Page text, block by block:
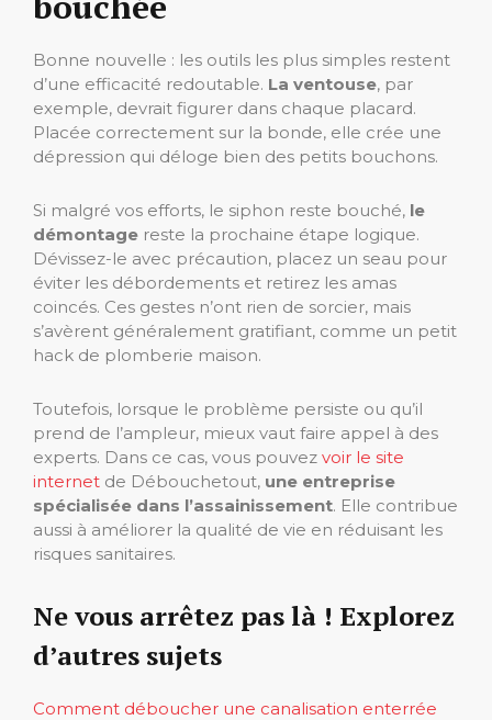
Bonne nouvelle : les outils les plus simples restent
d’une efficacité redoutable. La ventouse, par
exemple, devrait figurer dans chaque placard.
Placée correctement sur la bonde, elle crée une
dépression qui déloge bien des petits bouchons.
Si malgré vos efforts, le siphon reste bouché, le
démontage reste la prochaine étape logique.
Dévissez-le avec précaution, placez un seau pour
éviter les débordements et retirez les amas
coincés. Ces gestes n’ont rien de sorcier, mais
s’avèrent généralement gratifiant, comme un petit
hack de plomberie maison.
Toutefois, lorsque le problème persiste ou qu’il
prend de l’ampleur, mieux vaut faire appel à des
experts. Dans ce cas, vous pouvez voir le site
internet de Débouchetout, une entreprise
spécialisée dans l’assainissement. Elle contribue
aussi à améliorer la qualité de vie en réduisant les
risques sanitaires.
Ne vous arrêtez pas là ! Explorez
d’autres sujets
Comment déboucher une canalisation enterrée